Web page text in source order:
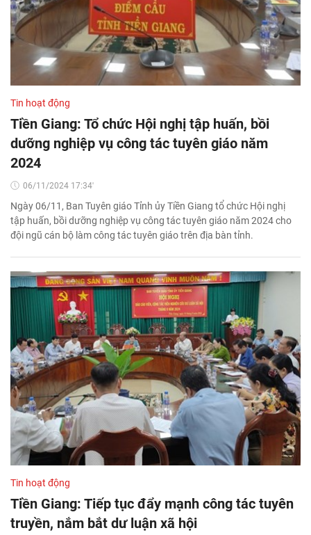
Tin hoạt động
Tiền Giang: Tổ chức Hội nghị tập huấn, bồi
dưỡng nghiệp vụ công tác tuyên giáo năm
2024
06/11/2024 17:34'
Ngày 06/11, Ban Tuyên giáo Tỉnh ủy Tiền Giang tổ chức Hội nghị
tập huấn, bồi dưỡng nghiệp vụ công tác tuyên giáo năm 2024 cho
đội ngũ cán bộ làm công tác tuyên giáo trên địa bàn tỉnh.
Tin hoạt động
Tiền Giang: Tiếp tục đẩy mạnh công tác tuyên
truyền, nắm bắt dư luận xã hội